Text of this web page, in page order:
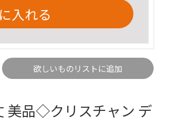
入れる
欲しいものリストに追加
美品◇クリスチャン デ